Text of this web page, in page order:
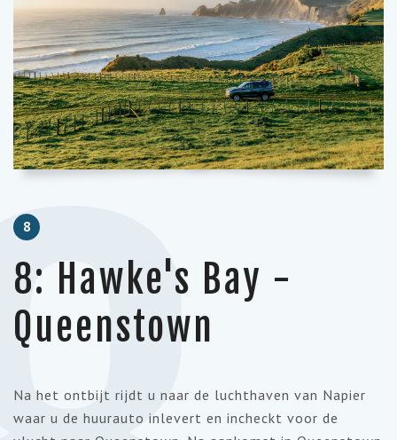
8
8: Hawke's Bay -
Queenstown
Na het ontbijt rijdt u naar de luchthaven van Napier
waar u de huurauto inlevert en incheckt voor de